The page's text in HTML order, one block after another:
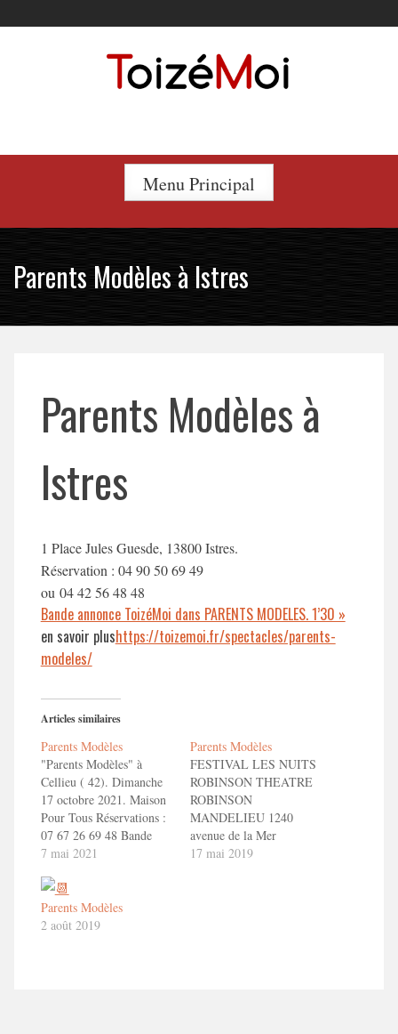
to
Menu Principal
Parents Modèles à Istres
Parents Modèles à
Istres
1 Place Jules Guesde, 13800 Istres.
Réservation : 04 90 50 69 49
ou 04 42 56 48 48
Bande annonce ToizéMoi dans PARENTS MODELES. 1’30 »
en savoir plushttps://toizemoi.fr/spectacles/parents-
modeles/
Articles similaires
Parents Modèles
"Parents Modèles" à
Cellieu ( 42). Dimanche
17 octobre 2021. Maison
Pour Tous Réservations :
07 67 26 69 48 Bande
annonce ToizéMoi dans
1'30" en savoir
plushttp://toizemoi.fr/spectacles/parents-
modeles/
7 mai 2021
Parents Modèles
FESTIVAL LES NUITS
ROBINSON THEATRE
ROBINSON
MANDELIEU 1240
avenue de la Mer
06210 MANDELIEU LA
17 mai 2019
Parents Modèles
2 août 2019